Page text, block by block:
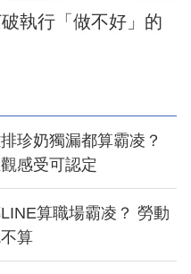
執行「做不好」的
珍奶獨漏都算霸凌？
感受可認定
算職場霸凌？ 勞動
算